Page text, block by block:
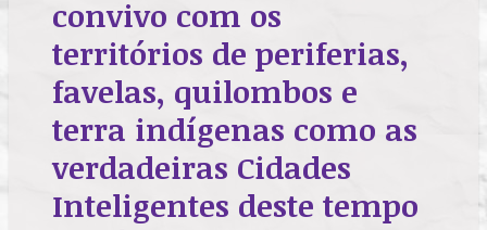
convivo com os
territórios de periferias,
favelas, quilombos e
terra indígenas como as
verdadeiras Cidades
Inteligentes deste tempo